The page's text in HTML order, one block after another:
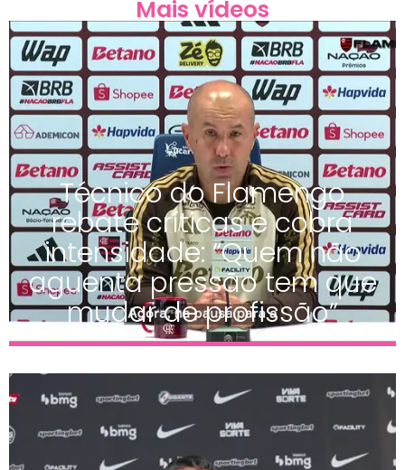
Mais vídeos
Técnico do Flamengo
rebate críticas e cobra
intensidade: “Quem não
aguenta pressão tem que
mudar de profissão”